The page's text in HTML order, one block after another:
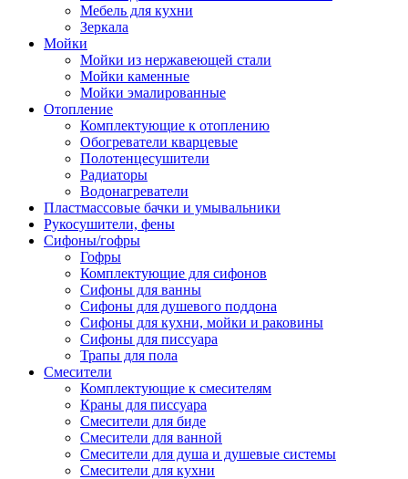
Мебель для кухни
Зеркала
Мойки
Мойки из нержавеющей стали
Мойки каменные
Мойки эмалированные
Отопление
Комплектующие к отоплению
Обогреватели кварцевые
Полотенцесушители
Радиаторы
Водонагреватели
Пластмассовые бачки и умывальники
Рукосушители, фены
Сифоны/гофры
Гофры
Комплектующие для сифонов
Сифоны для ванны
Сифоны для душевого поддона
Сифоны для кухни, мойки и раковины
Сифоны для писсуара
Трапы для пола
Смесители
Комплектующие к смесителям
Краны для писсуара
Смесители для биде
Смесители для ванной
Смесители для душа и душевые системы
Смесители для кухни